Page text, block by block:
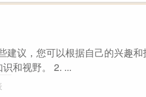
议，您可以根据自己的兴趣和
和视野。 2. ...